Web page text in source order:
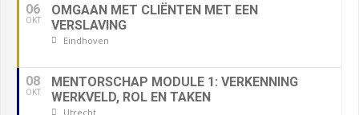
06
OKT
OMGAAN MET CLIËNTEN MET EEN
VERSLAVING
Eindhoven
08
OKT
MENTORSCHAP MODULE 1: VERKENNING
WERKVELD, ROL EN TAKEN
Utrecht